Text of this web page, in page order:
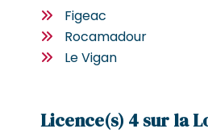
Figeac
Rocamadour
Le Vigan
Licence(s) 4 sur la